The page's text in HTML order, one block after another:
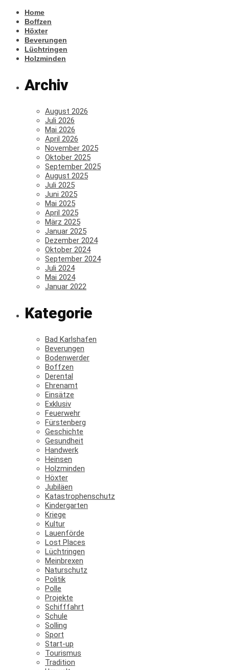
Home
Boffzen
Höxter
Beverungen
Lüchtringen
Holzminden
Archiv
August 2026
Juli 2026
Mai 2026
April 2026
November 2025
Oktober 2025
September 2025
August 2025
Juli 2025
Juni 2025
Mai 2025
April 2025
März 2025
Januar 2025
Dezember 2024
Oktober 2024
September 2024
Juli 2024
Mai 2024
Januar 2022
Kategorie
Bad Karlshafen
Beverungen
Bodenwerder
Boffzen
Derental
Ehrenamt
Einsätze
Exklusiv
Feuerwehr
Fürstenberg
Geschichte
Gesundheit
Handwerk
Heinsen
Holzminden
Höxter
Jubiläen
Katastrophenschutz
Kindergarten
Kriege
Kultur
Lauenförde
Lost Places
Lüchtringen
Meinbrexen
Naturschutz
Politik
Polle
Projekte
Schifffahrt
Schule
Solling
Sport
Start-up
Tourismus
Tradition